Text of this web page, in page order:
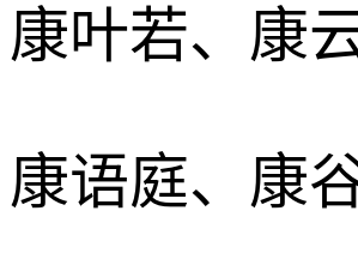
康叶若、康
康语庭、康